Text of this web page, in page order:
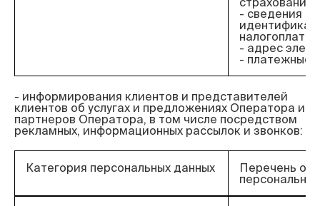
- сведения об
- адрес
- платежные
- информирования клиентов и представителей
клиентов об услугах и предложениях Оператора и
партнеров Оператора, в том числе посредством
Категория персональных данных
Перечень